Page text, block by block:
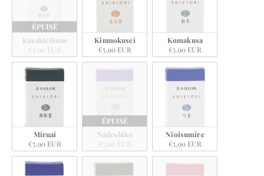
ÉPUISÉ
Kazakiribane
€5,90 EUR
Kinmokusei
€5,90 EUR
Komakusa
€5,90 EUR
Miruai
€5,90 EUR
ÉPUISÉ
Nadeshiko
€5,90 EUR
Nioisumire
€5,90 EUR